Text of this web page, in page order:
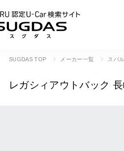
SUGDAS TOP メーカー一覧 スバ
レガシィアウトバック